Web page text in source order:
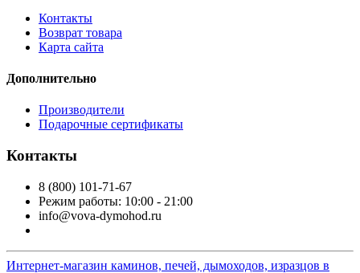
Контакты
Возврат товара
Карта сайта
Дополнительно
Производители
Подарочные сертификаты
Контакты
8 (800) 101-71-67
Режим работы: 10:00 - 21:00
info@vova-dymohod.ru
Интернет-магазин каминов, печей, дымоходов, изразцов в